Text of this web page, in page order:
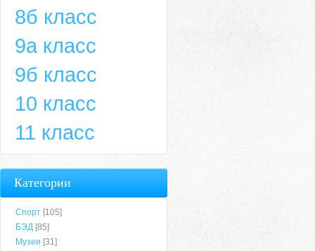
8б класс
9а класс
9б класс
10 класс
11 класс
Категории
Спорт [105]
БЭД [85]
Музеи [31]